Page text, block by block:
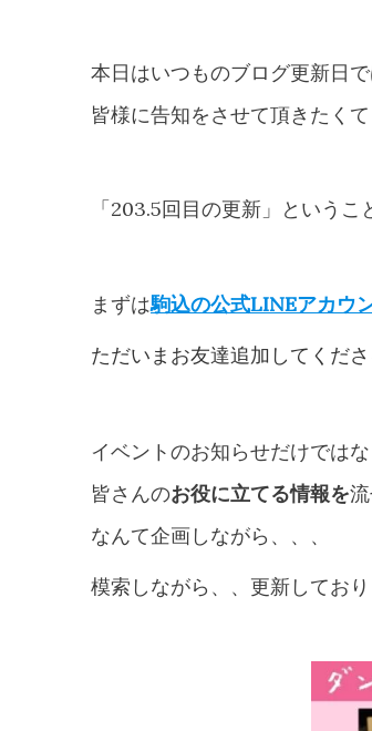
本日はいつものブログ更新日
皆様に告知をさせて頂きたくて
「203.5回目の更新」という
まずは駒込の公式LINEアカウ
ただいまお友達追加してくだ
イベントのお知らせだけではな
皆さんのお役に立てる情報を
なんて企画しながら、、、
模索しながら、、更新してお